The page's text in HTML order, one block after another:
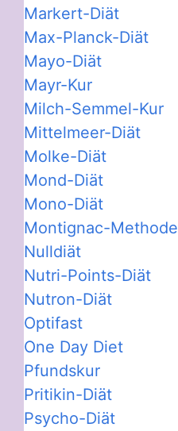
Markert-Diät
Max-Planck-Diät
Mayo-Diät
Mayr-Kur
Milch-Semmel-Kur
Mittelmeer-Diät
Molke-Diät
Mond-Diät
Mono-Diät
Montignac-Methode
Nulldiät
Nutri-Points-Diät
Nutron-Diät
Optifast
One Day Diet
Pfundskur
Pritikin-Diät
Psycho-Diät